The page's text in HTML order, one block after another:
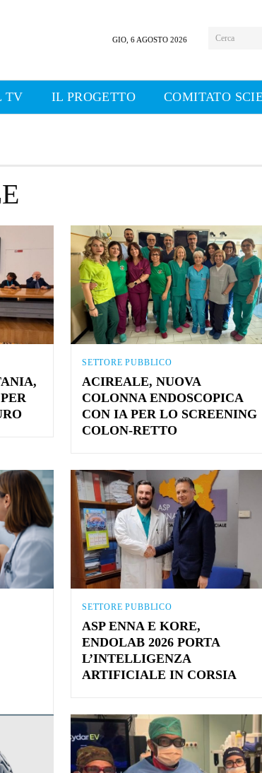
GIO, 6 AGOSTO 2026 Cerca
TV IL PROGETTO COMITATO
SETTORE PUBBLICO
ACIREALE, NUOVA
COLONNA ENDOSCOPICA
CON IA PER LO SCREENING
COLON-RETTO
SETTORE PUBBLICO
ASP ENNA E KORE,
ENDOLAB 2026 PORTA
L’INTELLIGENZA
ARTIFICIALE IN CORSIA